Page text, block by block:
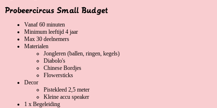
Probeercircus Small Budget
Vanaf 60 minuten
Minimum leeftijd 4 jaar
Max 30 deelnemers
Materialen
Jongleren (ballen, ringen, kegels)
Diabolo's
Chinese Bordjes
Flowersticks
Decor
Pistekleed 2,5 meter
Kleine accu speaker
1 x Begeleiding